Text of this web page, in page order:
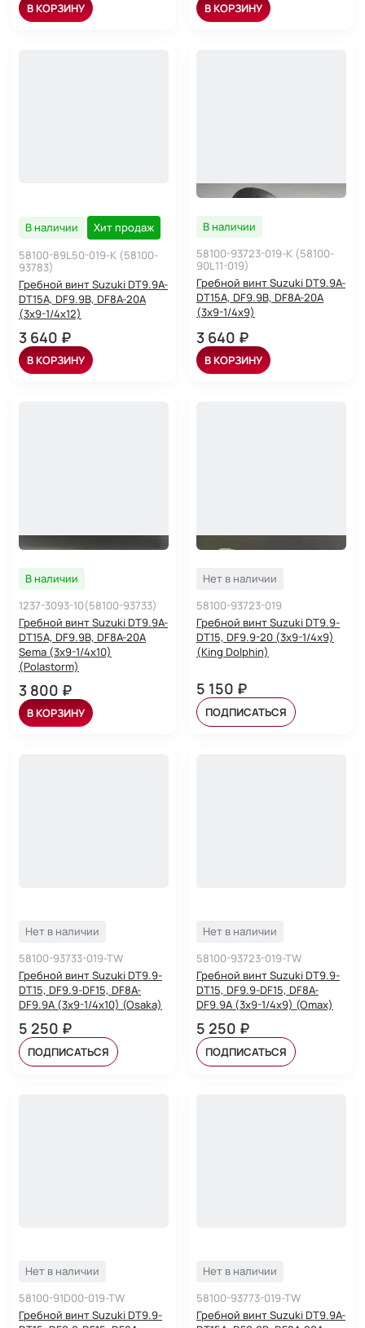
В КОРЗИНУ В КОРЗИНУ
В наличии
Хит продаж
58100-89L50-019-K (58100-
93783)
Гребной винт Suzuki DT9.9A-
DT15A, DF9.9B, DF8A-20A
(3x9-1/4x12)
3 640 ₽
В КОРЗИНУ
В наличии
58100-93723-019-K (58100-
90L11-019)
Гребной винт Suzuki DT9.9A-
DT15A, DF9.9B, DF8A-20A
(3x9-1/4x9)
3 640 ₽
В КОРЗИНУ
В наличии
1237-3093-10(58100-93733)
Гребной винт Suzuki DT9.9A-
DT15A, DF9.9B, DF8A-20A
Sema (3x9-1/4x10)
(Polastorm)
3 800 ₽
В КОРЗИНУ
Нет в наличии
58100-93723-019
Гребной винт Suzuki DT9.9-
DT15, DF9.9-20 (3x9-1/4x9)
(King Dolphin)
5 150 ₽
ПОДПИСАТЬСЯ
Нет в наличии
58100-93733-019-TW
Гребной винт Suzuki DT9.9-
DT15, DF9.9-DF15, DF8A-
DF9.9A (3x9-1/4x10) (Osaka)
5 250 ₽
ПОДПИСАТЬСЯ
Нет в наличии
58100-93723-019-TW
Гребной винт Suzuki DT9.9-
DT15, DF9.9-DF15, DF8A-
DF9.9A (3x9-1/4x9) (Omax)
5 250 ₽
ПОДПИСАТЬСЯ
Нет в наличии
58100-91D00-019-TW
Гребной винт Suzuki DT9.9-
Нет в наличии
58100-93773-019-TW
Гребной винт Suzuki DT9.9A-